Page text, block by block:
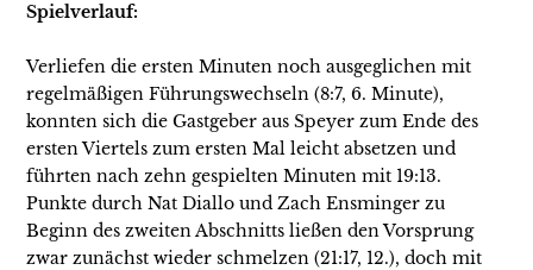
Spielverlauf:
Verliefen die ersten Minuten noch ausgeglichen mit
regelmäßigen Führungswechseln (8:7, 6. Minute),
konnten sich die Gastgeber aus Speyer zum Ende des
ersten Viertels zum ersten Mal leicht absetzen und
führten nach zehn gespielten Minuten mit 19:13.
Punkte durch Nat Diallo und Zach Ensminger zu
Beginn des zweiten Abschnitts ließen den Vorsprung
zwar zunächst wieder schmelzen (21:17, 12.), doch mit